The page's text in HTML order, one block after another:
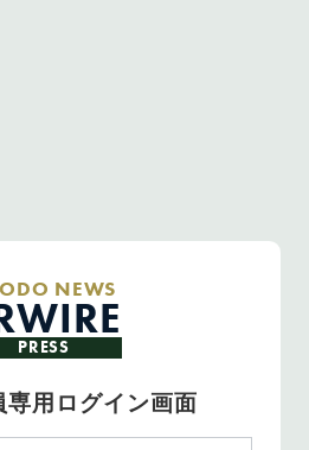
NEWS
PRESS
専用ログイン画面